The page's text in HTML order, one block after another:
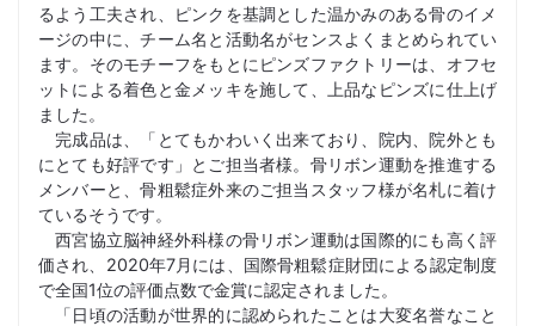
るよう工夫され、ピンクを基調とした温かみのある骨のイメ
ージの中に、チーム名と活動名がセンスよくまとめられてい
ます。そのモチーフをもとにピンズファクトリーは、オフセ
ットによる着色と金メッキを施して、上品なピンズに仕上げ
ました。
完成品は、「とてもかわいく出来ており、院内、院外とも
にとても好評です」とご担当者様。骨リボン運動を推進する
メンバーと、骨粗鬆症外来のご担当スタッフ様が名札に着け
ているそうです。
西宮協立脳神経外科様の骨リボン運動は国際的にも高く評
価され、2020年7月には、国際骨粗鬆症財団による認定制度
で全国1位の評価点数で金賞に認定されました。
「日頃の活動が世界的に認められたことは大変名誉なこと